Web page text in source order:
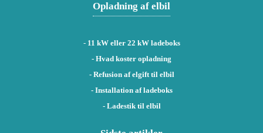
Opladning af elbil
- 11 kW eller 22 kW ladeboks
- Hvad koster opladning
- Refusion af elgift til elbil
- Installation af ladeboks
- Ladestik til elbil